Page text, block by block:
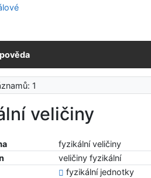
1
veličiny
fyzikální veličiny
veličiny fyzikální
fyzikální jednotky